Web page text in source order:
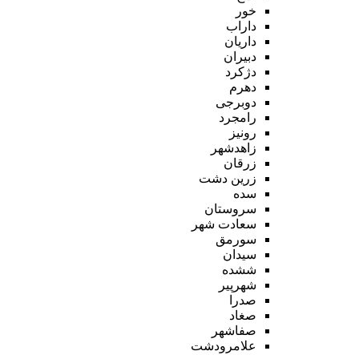
خور
داراب
داریان
دبیران
دژکرد
دهرم
دوبرجی
رامجرد
رونیز
زاهدشهر
زرقان
زرین دشت
سده
سروستان
سعادت شهر
سورمق
سیدان
ششده
شهرپیر
صدرا
صغاد
صفاشهر
علامرودشت